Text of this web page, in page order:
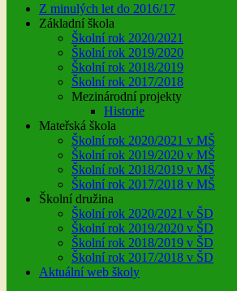
Z minulých let do 2016/17
Základní škola
Školní rok 2020/2021
Školní rok 2019/2020
Školní rok 2018/2019
Školní rok 2017/2018
Mezinárodní projekty
Historie
Mateřská škola
Školní rok 2020/2021 v MŠ
Školní rok 2019/2020 v MŠ
Školní rok 2018/2019 v MŠ
Školní rok 2017/2018 v MŠ
Školní družina
Školní rok 2020/2021 v ŠD
Školní rok 2019/2020 v ŠD
Školní rok 2018/2019 v ŠD
Školní rok 2017/2018 v ŠD
Aktuální web školy